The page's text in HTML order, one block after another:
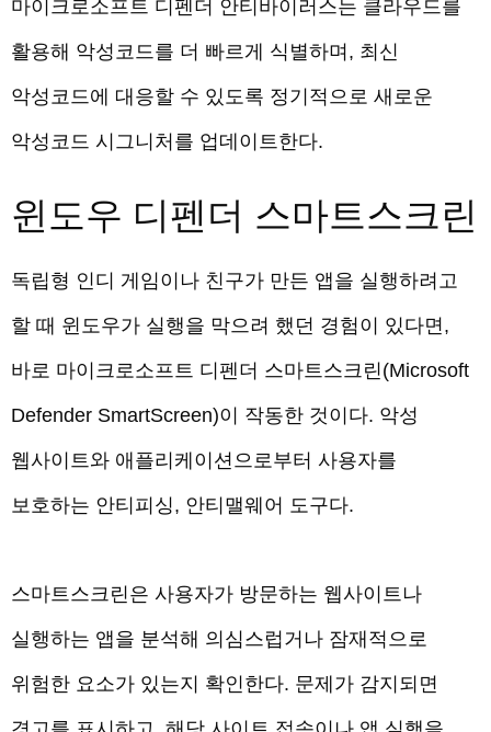
마이크로소프트 디펜더 안티바이러스는 클라우드를
활용해 악성코드를 더 빠르게 식별하며, 최신
악성코드에 대응할 수 있도록 정기적으로 새로운
악성코드 시그니처를 업데이트한다.
윈도우 디펜더 스마트스크린
독립형 인디 게임이나 친구가 만든 앱을 실행하려고
할 때 윈도우가 실행을 막으려 했던 경험이 있다면,
바로 마이크로소프트 디펜더 스마트스크린(Microsoft
Defender SmartScreen)이 작동한 것이다. 악성
웹사이트와 애플리케이션으로부터 사용자를
보호하는 안티피싱, 안티맬웨어 도구다.
스마트스크린은 사용자가 방문하는 웹사이트나
실행하는 앱을 분석해 의심스럽거나 잠재적으로
위험한 요소가 있는지 확인한다. 문제가 감지되면